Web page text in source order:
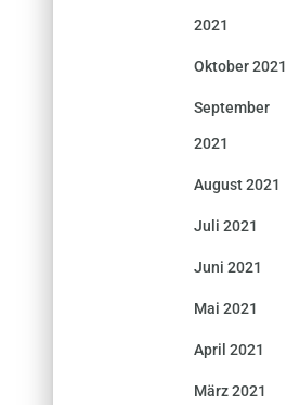
2021
Oktober 2021
September
2021
August 2021
Juli 2021
Juni 2021
Mai 2021
April 2021
März 2021